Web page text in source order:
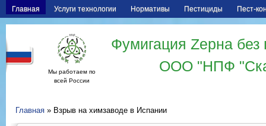
Главная Услуги технологии Нормативы Пестициды Пест-
Мы работаем по
всей России
Фумигация Zерна
ООО "НПФ
Главная » Взрыв на химзаводе в Испании